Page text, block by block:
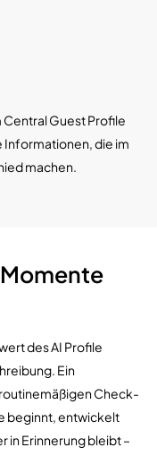
Central Guest Profile
Informationen, die im
machen.
des AI Profile
Ein
Check-
beginnt, entwickelt
in Erinnerung bleibt –